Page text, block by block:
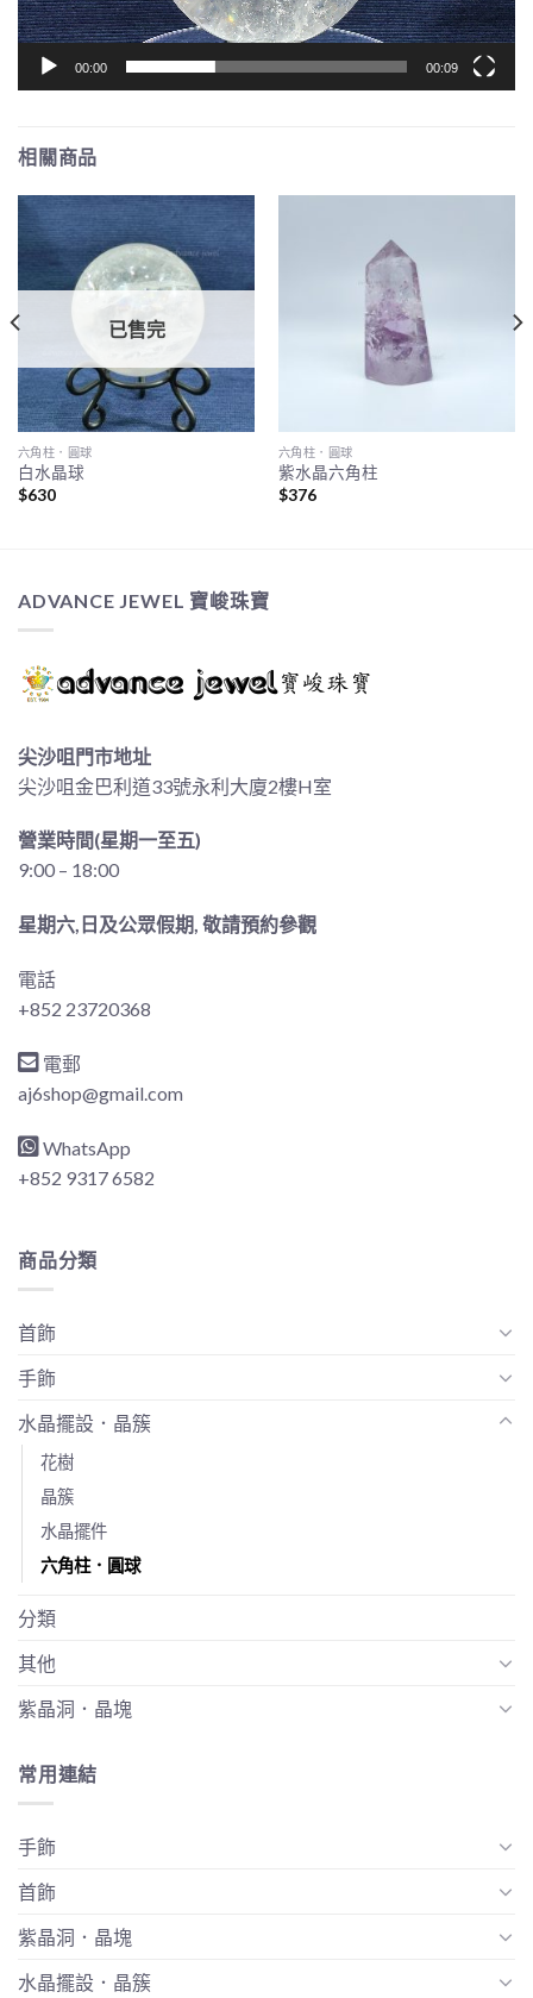
00:00 00:09
相關商品
已售完
六角柱．圓球
白水晶球
$630
六角柱．圓球
紫水晶六角柱
$376
ADVANCE JEWEL 寶峻珠寶
尖沙咀門市地址
尖沙咀金巴利道33號永利大廈2樓H室
營業時間(星期一至五)
9:00 – 18:00
星期六,日及公眾假期, 敬請預約參觀
電話
+852 23720368
電郵
aj6shop@gmail.com
WhatsApp
+852 9317 6582
商品分類
首飾
手飾
水晶擺設．晶簇
花樹
晶簇
水晶擺件
六角柱．圓球
分類
其他
紫晶洞．晶塊
常用連結
手飾
首飾
紫晶洞．晶塊
水晶擺設．晶簇